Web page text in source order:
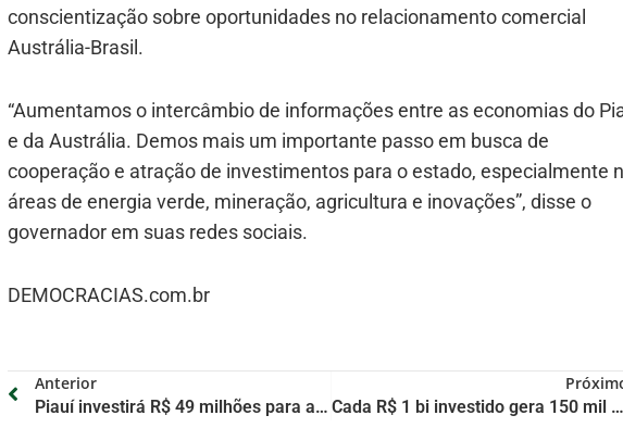
conscientização sobre oportunidades no relacionamento comercial
Austrália-Brasil.
“Aumentamos o intercâmbio de informações entre as economias do
e da Austrália. Demos mais um importante passo em busca de
cooperação e atração de investimentos para o estado, especialmente
áreas de energia verde, mineração, agricultura e inovações”, disse o
governador em suas redes sociais.
DEMOCRACIAS.com.br
Anterior
Piauí investirá R$ 49 milhões para acesso de alunos com deficiência nas escolas
Cada R$ 1 bi investido gera 150 mil empregos, diz presidente da Caixa